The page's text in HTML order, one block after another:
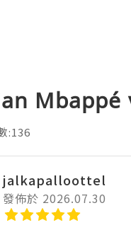
:136
jalkapalloottel
發佈於 2026.07.30